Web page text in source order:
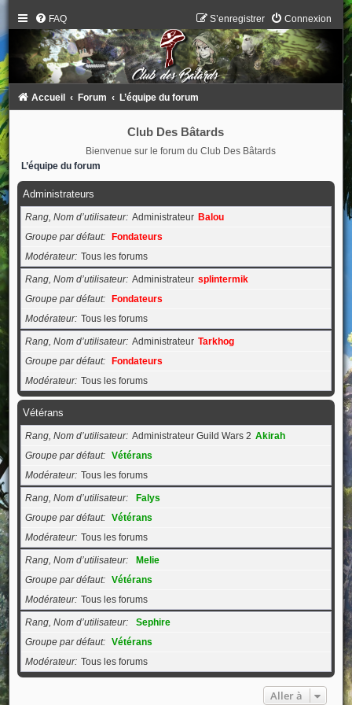
FAQ Connexion
S’enregistrer
Accueil Forum L’équipe du forum
Club Des Bâtards
Bienvenue sur le forum du Club Des Bâtards
L’équipe du forum
Administrateurs
Rang, Nom d’utilisateur Administrateur Balou
Groupe par défaut
Fondateurs
Modérateur Tous les forums
Rang, Nom d’utilisateur Administrateur splintermik
Groupe par défaut
Fondateurs
Modérateur Tous les forums
Rang, Nom d’utilisateur Administrateur Tarkhog
Groupe par défaut
Fondateurs
Modérateur Tous les forums
Vétérans
Rang, Nom d’utilisateur Administrateur Guild Wars 2 Akirah
Groupe par défaut
Vétérans
Modérateur Tous les forums
Rang, Nom d’utilisateur
Falys
Groupe par défaut
Vétérans
Modérateur Tous les forums
Rang, Nom d’utilisateur
Melie
Groupe par défaut
Vétérans
Modérateur Tous les forums
Rang, Nom d’utilisateur
Sephire
Groupe par défaut
Vétérans
Modérateur Tous les forums
Aller à